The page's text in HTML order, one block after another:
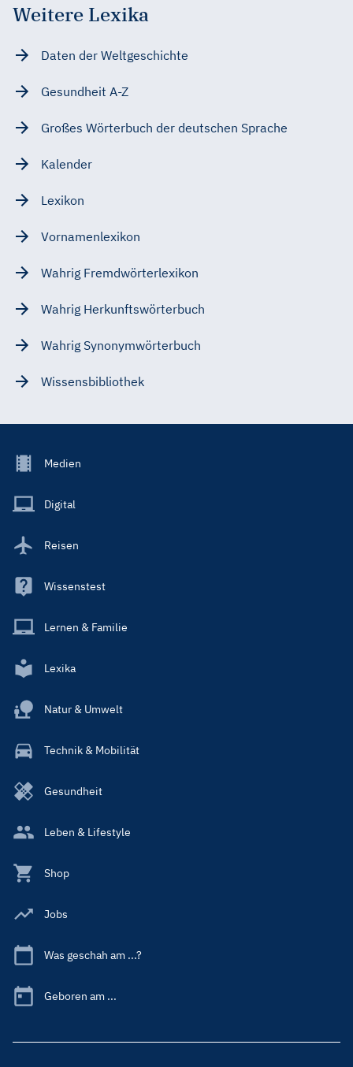
Weitere Lexika
Daten der Weltgeschichte
Gesundheit A-Z
Großes Wörterbuch der deutschen Sprache
Kalender
Lexikon
Vornamenlexikon
Wahrig Fremdwörterlexikon
Wahrig Herkunftswörterbuch
Wahrig Synonymwörterbuch
Wissensbibliothek
Footer
Main
Medien
Digital
Reisen
Wissenstest
Lernen & Familie
Lexika
Natur & Umwelt
Technik & Mobilität
Gesundheit
Leben & Lifestyle
Shop
Jobs
Was geschah am ...?
Geboren am ...